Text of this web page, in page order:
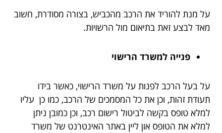
על מנת להוריד את הרכב מהכביש, בצורה מסודרת, חשוב
מאד לבצע זאת בתיאום מול הרשויות.
פנייה למשרד הרישוי
על בעל הרכב לפנות על משרד הרישוי, כאשר בידו
תעודת זהות, וכן את כל המסמכים של הרכב, כמו כן עליו
למלא טופס בקשה לביטול רישום רכב, וכן כמובן ניתן
למלא את הטופס און ליין באתר האינטרנט של משרד